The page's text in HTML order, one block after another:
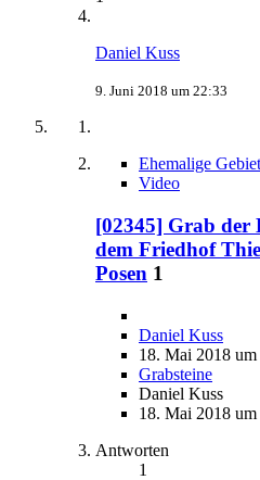
Daniel Kuss
9. Juni 2018 um 22:33
Ehemalige
Video
[02345] Grab der
dem Friedhof
Posen 1
Daniel Kuss
18. Mai 2018
Grabsteine
Daniel Kuss
18. Mai 2018
Antworten
1